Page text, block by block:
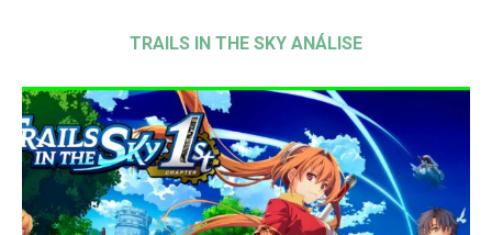
TRAILS IN THE SKY ANÁLISE